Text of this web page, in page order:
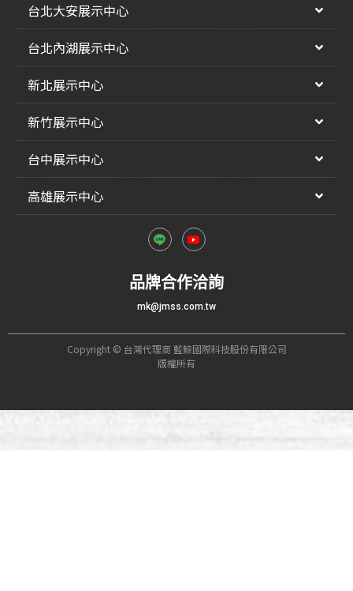
台北大安展示中心
台北內湖展示中心
新北展示中心
新竹展示中心
台中展示中心
高雄展示中心
品牌合作洽詢
mk@jmss.com.tw
Copyright © 台灣代理商 藍鯨國際科技股份有限公司
版權所有